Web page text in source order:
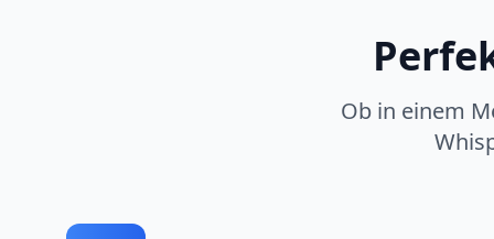
Ob in einem